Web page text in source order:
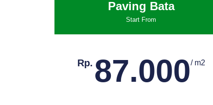
Paving Bata
Start From
Rp. 87.000/ m2